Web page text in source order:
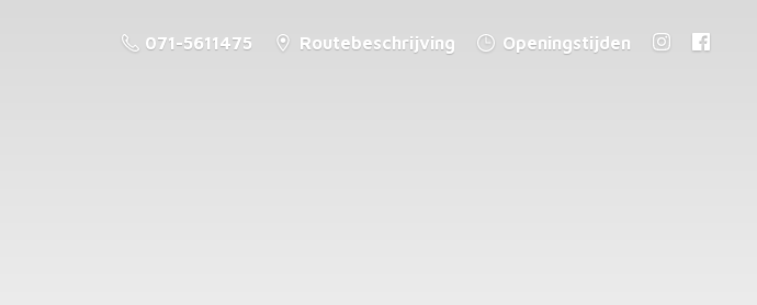
071-5611475 Routebeschrijving Openingstijden